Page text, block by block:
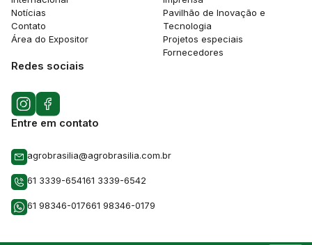
Notícias
Contato
Área do Expositor
Pavilhão de Inovação e
Tecnologia
Projetos especiais
Fornecedores
Redes sociais
Entre em contato
agrobrasilia@agrobrasilia.com.br
61 3339-654161 3339-6542
61 98346-017661 98346-0179